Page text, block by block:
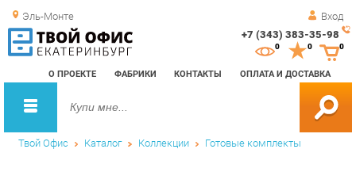
Эль-Монте Вход
+7 (343) 383-35-98
О ПРОЕКТЕ ФАБРИКИ КОНТАКТЫ ОПЛАТА И ДОСТАВКА
0 0
Твой Офис Каталог Коллекции Готовые комплекты